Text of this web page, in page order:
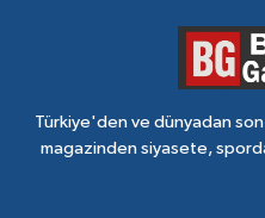
Türkiye'den ve dünyadan son
magazinden siyasete,